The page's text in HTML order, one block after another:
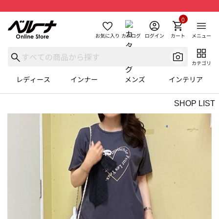
お気に入り カタログ ログイン カート
0
メニュー
カテゴリ
レディース インナー メンズ インテリア
SHOP LIST